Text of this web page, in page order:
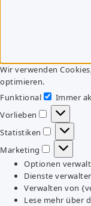
Wir verwenden
optimieren.
Funktional
Immer
Vorlieben
Vorlieben
Statistiken
Marketing
Marketing
Optionen
Dienste
Verwalten von
Lese mehr über